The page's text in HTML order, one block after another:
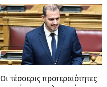
Οι τέσσερις προτεραιότητες